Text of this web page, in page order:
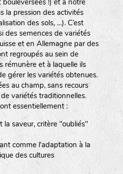
!) et à notre
la pression des activités
des sols, …). C’est
des semences de variétés
et en Allemagne par des
regroupés au sein de
rémunère et à laquelle ils
gérer les variétés obtenues.
au champ, sans recours
variétés traditionnelles.
essentiellement :
la saveur, critère "oubliés"
comme l'adaptation à la
des cultures
www.bolster.nl